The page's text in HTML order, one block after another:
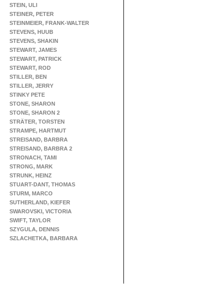
STEIN, ULI
STEINER, PETER
STEINMEIER, FRANK-WALTER
STEVENS, HUUB
STEVENS, SHAKIN
STEWART, JAMES
STEWART, PATRICK
STEWART, ROD
STILLER, BEN
STILLER, JERRY
STINKY PETE
STONE, SHARON
STONE, SHARON 2
STRÄTER, TORSTEN
STRAMPE, HARTMUT
STREISAND, BARBRA
STREISAND, BARBRA 2
STRONACH, TAMI
STRONG, MARK
STRUNK, HEINZ
STUART-DANT, THOMAS
STURM, MARCO
SUTHERLAND, KIEFER
SWAROVSKI, VICTORIA
SWIFT, TAYLOR
SZYGULA, DENNIS
SZLACHETKA, BARBARA